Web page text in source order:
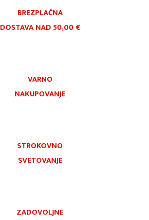
BREZPLAČNA
DOSTAVA NAD 50,00 €
VARNO
NAKUPOVANJE
STROKOVNO
SVETOVANJE
ZADOVOLJNE